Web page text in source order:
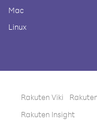
Mac
Linux
Rakuten Viki
Rakuten Insight